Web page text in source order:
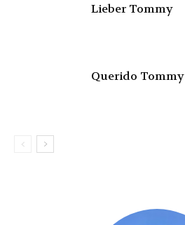
Lieber Tommy
Querido Tommy